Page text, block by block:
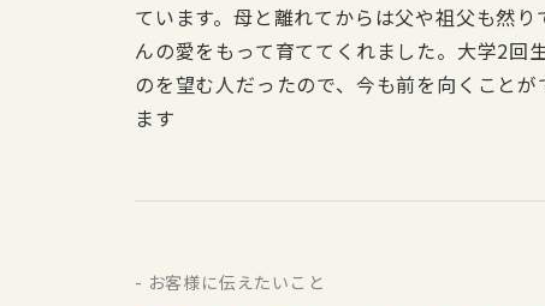
ています。母と離れてからは父や祖父も然
んの愛をもって育ててくれました。大学2回
のを望む人だったので、今も前を向くこと
ます
- お客様に伝えたいこと